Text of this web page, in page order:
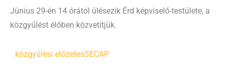
Június 29-én 14 órától ülésezik Érd képviselő-testülete, a
közgyűlést élőben közvetítjük.
közgyűlési előzetesSECAP